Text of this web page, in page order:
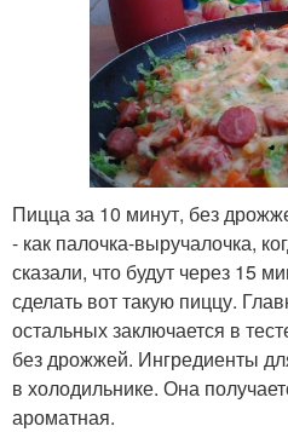
Пицца за 10 минут, без
- как палочка-выручалочка,
сказали, что будут через 15
сделать вот такую пиццу.
остальных заключается в
без дрожжей. Ингредиенты
в холодильнике. Она
ароматная.